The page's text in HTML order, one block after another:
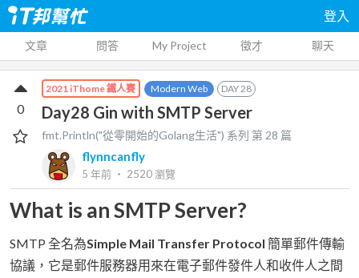
登入
文章 問答 My Project 徵才 聊天
2021 iThome 鐵人賽 Modern Web DAY28
Day28 Gin with SMTP Server
fmt.Println("從零開始的Golang生活") 系列 第28 篇
flynncanfly
5 年前 ‧ 2520瀏覽
0
What is an SMTP Server?
SMTP 全名為Simple Mail Transfer Protocol 簡單郵件傳輸
協議，它是郵件服務器用來在電子郵件發件人和收件人之間